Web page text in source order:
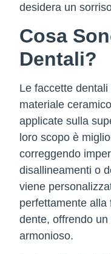
desidera un
Cosa
Dentali?
Le faccette
materiale
applicate sulla
loro scopo è
correggendo
disallineamenti o
viene
perfettamente
dente, offrendo
armonioso.